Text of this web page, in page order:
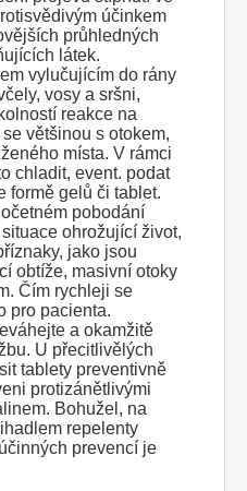
účinkem
průhledných
látek.
vylučujícím do rány
vosy a sršni,
reakce na
většinou s otokem,
místa. V rámci
chladit, event. podat
formě gelů či tablet.
pobodání
ohrožující život,
jako jsou
obtíže, masivní otoky
Čím rychleji se
pro pacienta.
a okamžitě
U přecitlivělých
tablety preventivně
protizánětlivými
Bohužel, na
repelenty
prevencí je